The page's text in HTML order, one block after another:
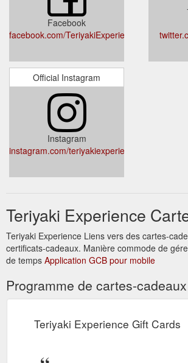
Facebook
facebook.com/TeriyakiExperience/
Official Instagram
Instagram
instagram.com/teriyakiexperience/
Teriyaki Experience
Teriyaki Experience Liens vers des cartes-
certificats-cadeaux. Manière commode de
de temps Application GCB pour mobile
Programme de cartes-cadeaux
Teriyaki Experience Gift Cards